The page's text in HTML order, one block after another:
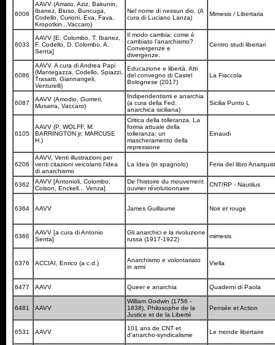
6006
AAVV (Amato, Aziz, Bakunin,
Ibanez, Biuso, Buncuga,
Codello, Curioni, Eva, Fava,
Kropotkin...Vaccaro)
Nel nome di nessun dio. (A
cura di Luciano Lanza)
Mimesis / Libertaria
6033
AAVV [E. Colombo, T. Ibanez,
F. Codello, D. Colombo, A.
Senta]
Il modo cambia: come è
cambiato l'anarchismo?
Convergenze e
divergenze.
Centro studi libertari
6086
AAVV. A cura di Andrea Papi
(Mantegazza, Codello, Spiazzi,
Trasatti, Giannangeli,
Venturelli)
Educazione e libertà. Atti
del convegno di Castel
Bolognese (2017)
La Fiaccola
6087
AAVV (Amodio, Gurrieri,
Musarra, Vaccaro)
Indipendentismi e anarchia
(a cura della Fed.
anarchica siciliana)
Sicilia Punto L
6105
AAVV (P. WOLFF, M.
BARRINGTON jr; MARCUSE
H.)
Critica della tolleranza. La
forma attuale della
tolleranza: un
mascheramento della
repressione
Einaudi
6206
AAVV, Venti illustrazioni per
venti citazioni veicolanti l'idea
di anarchismo
La Idea (in spagnolo) Feria del libro
6362
AAVV [Antonioli, Colombo,
Colson, Enckell... Venza]
De l'histoire du mouvement
ouvrier révolutionnaire
CNT/RP - Nautilus
6364 AAVV James Guillaume Noir et rouge
6366
AAVV [a cura di Antonio
Senta]
Gli anarchici e la rivoluzione
russa (1917-1922)
mimesis
6376 ACCIAI, Enrico (a c.d.)
Anarchismo e volontariato
in armi
Viella
6477 AAVV Queer e anarchia Quaderni di Paola
6481 AAVV
William Godwin (1756 -
1838), Philosophe de la
Justice et de la Liberté
Pensée et Action
6531 AAVV
101 ans de CNT et
d'anarcho-syndicalisme
Le monde libertaire